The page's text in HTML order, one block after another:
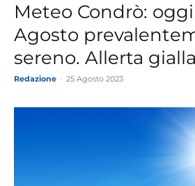
Meteo Condrò:
Agosto
sereno. Allerta
Redazione 25 Agosto 2023